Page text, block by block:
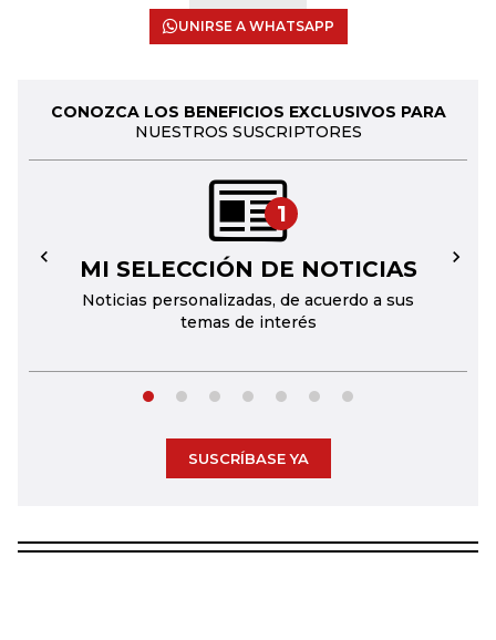
UNIRSE A WHATSAPP
CONOZCA LOS BENEFICIOS EXCLUSIVOS PARA
NUESTROS SUSCRIPTORES
1
MI SELECCIÓN DE NOTICIAS
Noticias personalizadas, de acuerdo a sus
temas de interés
← →
SUSCRÍBASE YA